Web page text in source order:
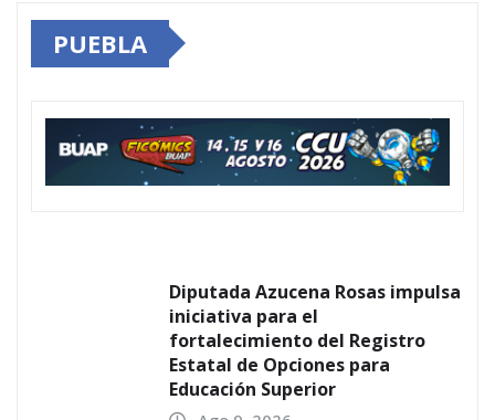
PUEBLA
Diputada Azucena Rosas impulsa
iniciativa para el
fortalecimiento del Registro
Estatal de Opciones para
Educación Superior